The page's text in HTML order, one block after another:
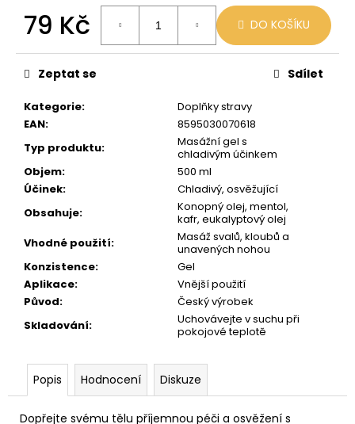
79 Kč
cena:
DO KOŠÍKU
Kategorie:
Doplňky stravy
EAN:
8595030070618
Typ produktu:
Masážní gel s
chladivým účinkem
Objem:
500 ml
Účinek:
Chladivý, osvěžující
Obsahuje:
Konopný olej, mentol,
kafr, eukalyptový olej
Vhodné použití:
Masáž svalů, kloubů a
unavených nohou
Konzistence:
Gel
Aplikace:
Vnější použití
Původ:
Český výrobek
Skladování:
Uchovávejte v suchu při
pokojové teplotě
Zeptat se Sdílet
Popis Hodnocení Diskuze
Dopřejte svému tělu příjemnou péči a osvěžení s